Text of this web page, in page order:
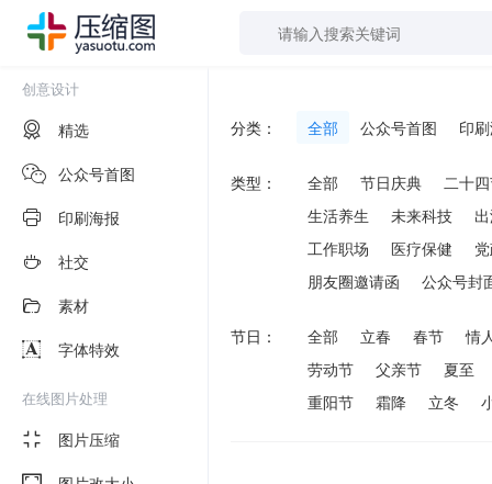
创意设计
精选
公众号首图
印刷海报
社交
素材
字体特效
在线图片处理
图片压缩
分类： 全部 公众号首图 印
类型： 全部 节日庆典
二十
生活养生
未来科技
工作职场
医疗保健
朋友圈邀请函
公众号封
节日： 全部 立春 春节
情
劳动节
父亲节
夏至
重阳节
霜降 立冬